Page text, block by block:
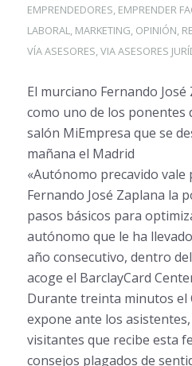
EMPRENDEDORES, EMPRENDER
LABORAL, MARKETING, OPINIÓN,
VÍA ASESORES,VIA ASESORES
El murciano Fernando
como uno de los ponentes
salón MiEmpresa que se
mañana el Madrid
«Autónomo precavido vale
Fernando José Zaplana la
pasos básicos para
autónomo que le ha
año consecutivo, dentro
acoge el BarclayCard
Durante treinta minutos el
expone ante los
visitantes que recibe esta
consejos plagados de